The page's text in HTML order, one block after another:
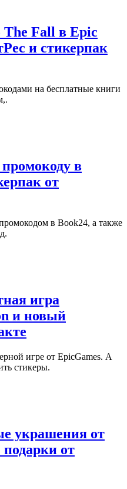
The Fall в Epic
и стикерпак
на бесплатные книги
в
от
в Book24, а также
игра
и новый
игре от EpicGames. А
стикеры.
украшения от
от